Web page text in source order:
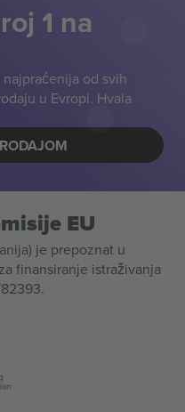
1 na
od svih
u Evropi. Hvala
EU
je prepoznat u
finansiranje istraživanja